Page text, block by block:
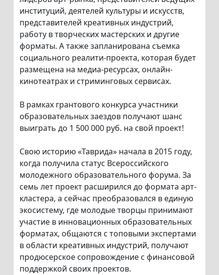
институций, деятелей культуры и искусств,
представителей креативных индустрий,
работу в творческих мастерских и другие
форматы. А также запланирована съемка
социального реалити-проекта, которая будет
размещена на медиа-ресурсах, онлайн-
кинотеатрах и стриминговых сервисах.
В рамках грантового конкурса участники
образовательных заездов получают шанс
выиграть до 1 500 000 руб. на свой проект!
Свою историю «Таврида» начала в 2015 году,
когда получила статус Всероссийского
молодежного образовательного форума. За
семь лет проект расширился до формата арт-
кластера, а сейчас преобразовался в единую
экосистему, где молодые творцы принимают
участие в инновационных образовательных
форматах, общаются с топовыми экспертами
в области креативных индустрий, получают
продюсерское сопровождение с финансовой
поддержкой своих проектов.